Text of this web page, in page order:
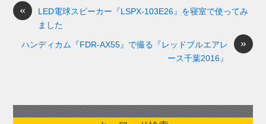
o
o
k
s
y
n
g
er
«
LED電球スピーカー『LSPX-103E26』を寝室で使ってみ
ました
»
ハンディカム『FDR-AX55』で撮る『レッドブルエアレ
ース千葉2016』